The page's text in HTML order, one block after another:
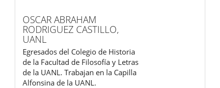
OSCAR ABRAHAM
RODRIGUEZ CASTILLO,
UANL
Egresados del Colegio de Historia
de la Facultad de Filosofía y Letras
de la UANL. Trabajan en la Capilla
Alfonsina de la UANL.